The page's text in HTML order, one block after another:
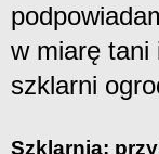
w miarę tani
szklarni
Szklarnia: